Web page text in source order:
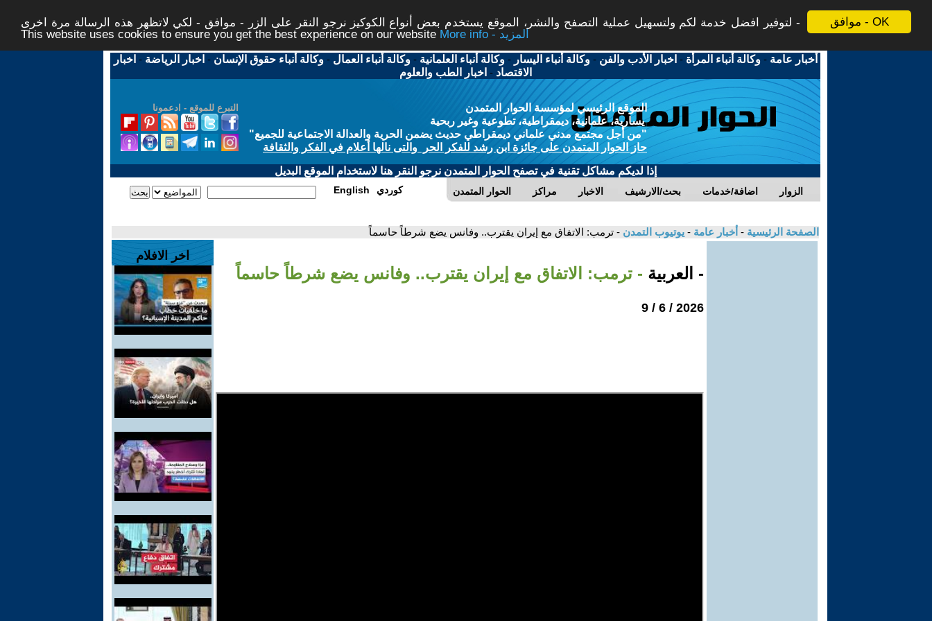
موافق - OK
لتوفير افضل خدمة لكم ولتسهيل عملية التصفح والنشر، الموقع يستخدم بعض أنواع الكوكيز نرجو النقر على الزر - موافق - لكي لاتظهر هذه الرسالة مرة اخرى -
This website uses cookies to ensure you get the best experience on our website
More info - المزيد
أخبار عامة -وكالة أنباء المرأة - اخبار الأدب والفن -وكالة أنباء اليسار -وكالة أنباء العلمانية -وكالة أنباء العمال -وكالة أنباء حقوق الإنسان - اخبار الرياضة - اخبار
الاقتصاد - اخبار الطب والعلوم
التبرع للموقع - ادعمونا
الموقع الرئيسي لمؤسسة الحوار المتمدن
يسارية، علمانية، ديمقراطية، تطوعية وغير ربحية
"من أجل مجتمع مدني علماني ديمقراطي حديث يضمن الحرية والعدالة الاجتماعية للجميع"
حاز الحوار المتمدن على جائزة ابن رشد للفكر الحر والتى نالها أعلام في الفكر والثقافة
إذا لديكم مشاكل تقنية في تصفح الحوار المتمدن نرجو النقر هنا لاستخدام الموقع البديل
الحوار المتمدن مراكز الاخبار بحث/الارشيف اضافة/خدمات الزوار English كوردي
الصفحة الرئيسية - أخبار عامة - يوتيوب التمدن - ترمب: الاتفاق مع إيران يقترب.. وفانس يضع شرطاً حاسماً
- العربية - ترمب: الاتفاق مع إيران يقترب.. وفانس يضع شرطاً حاسماً
2026 / 6 / 9
اخر الافلام